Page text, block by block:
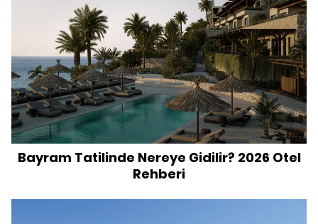
Bayram Tatilinde Nereye Gidilir? 2026 Otel
Rehberi